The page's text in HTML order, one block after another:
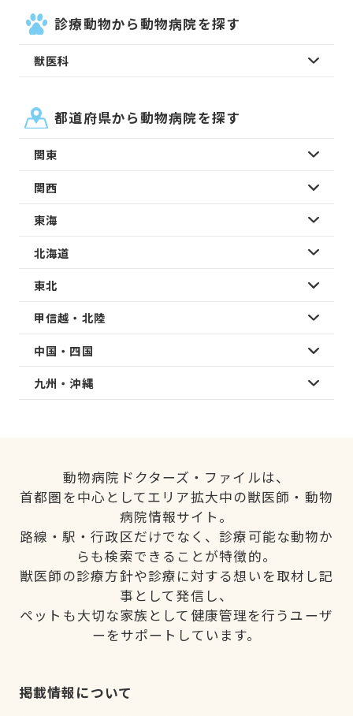
診療動物から動物病院を探す
獣医科
都道府県から動物病院を探す
関東
関西
東海
北海道
東北
甲信越・北陸
中国・四国
九州・沖縄
動物病院ドクターズ・ファイルは、
首都圏を中心としてエリア拡大中の獣医師・動物
病院情報サイト。
路線・駅・行政区だけでなく、診療可能な動物か
らも検索できることが特徴的。
獣医師の診療方針や診療に対する想いを取材し記
事として発信し、
ペットも大切な家族として健康管理を行うユーザ
ーをサポートしています。
掲載情報について